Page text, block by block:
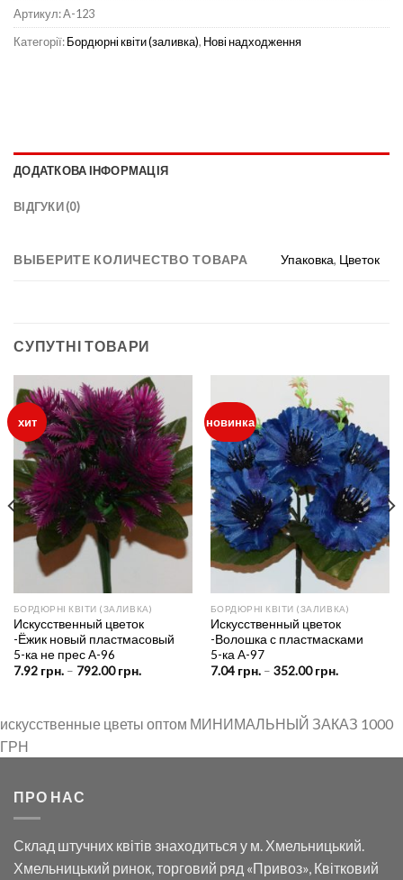
Артикул:A-123
Категорії:Бордюрні квіти (заливка), Нові надходження
ДОДАТКОВА ІНФОРМАЦІЯ
ВІДГУКИ (0)
ВЫБЕРИТЕ КОЛИЧЕСТВО ТОВАРА Упаковка, Цветок
СУПУТНІ ТОВАРИ
хит
БОРДЮРНІ КВІТИ (ЗАЛИВКА)
Искусственный цветок
-Ёжик новый пластмасовый
5-ка не прес A-96
7.92 грн. – 792.00грн.Price
792.00 грн.
новинка
БОРДЮРНІ КВІТИ (ЗАЛИВКА)
Искусственный цветок
-Волошка с пластмасками
5-ка A-97
7.04 грн. – 352.00грн.Price
352.00 грн.
искусственные цветы оптом МИНИМАЛЬНЫЙ ЗАКАЗ 1000
ГРН
ПРО НАС
Склад штучних квітів знаходиться у м. Хмельницький.
Хмельницький ринок, торговий ряд «Привоз», Квітковий